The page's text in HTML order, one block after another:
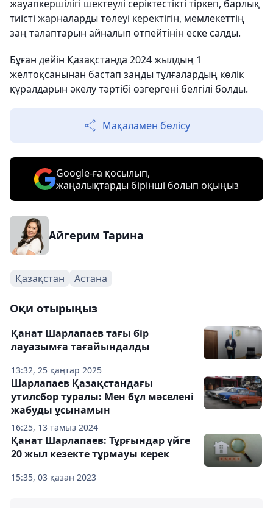
жауапкершілігі шектеулі серіктестікті тіркеп, барлық
тиісті жарналарды төлеуі керектігін, мемлекеттің
заң талаптарын айналып өтпейтінін еске салды.
Бұған дейін Қазақстанда 2024 жылдың 1
желтоқсанынан бастап заңды тұлғалардың көлік
құралдарын әкелу тәртібі өзгергені белгілі болды.
Мақаламен бөлісу
Google-ға қосылып,
жаңалықтарды бірінші болып оқыңыз
Айгерим Тарина
Қазақстан Астана
Оқи отырыңыз
13:32, 25 қаңтар 2025
Қанат Шарлапаев тағы бір
лауазымға тағайындалды
16:25, 13 тамыз 2024
Шарлапаев Қазақстандағы
утилсбор туралы: Мен бұл мәселені
жабуды ұсынамын
15:35, 03 қазан 2023
Қанат Шарлапаев: Тұрғындар үйге
20 жыл кезекте тұрмауы керек